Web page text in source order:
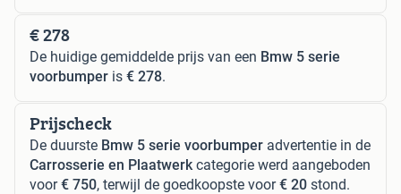
€ 278
De huidige gemiddelde prijs van een Bmw 5 serie
voorbumper is € 278.
Prijscheck
De duurste Bmw 5 serie voorbumper advertentie in de
Carrosserie en Plaatwerk categorie werd aangeboden
voor€ 750, terwijl de goedkoopste voor€ 20 stond.